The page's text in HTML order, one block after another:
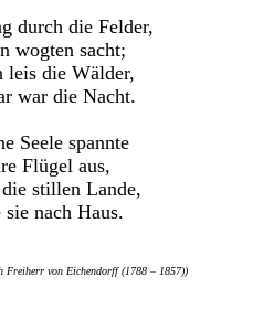
durch die Felder,
wogten sacht;
leis die Wälder,
war die Nacht.
Seele spannte
Flügel aus,
stillen Lande,
nach Haus.
Freiherr von Eichendorff (1788 – 1857))